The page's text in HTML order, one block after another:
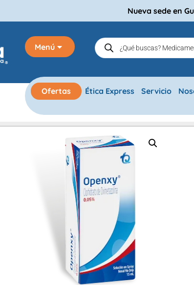
Nueva sede en
Menú
Ofertas Ética Express Servicio